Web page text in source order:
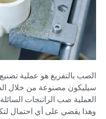
الصب بالتفريغ هو عملية
سيليكون مصنوعة من خلال
العملية صب الراتنجات
وهذا يقضي على أي احتمال